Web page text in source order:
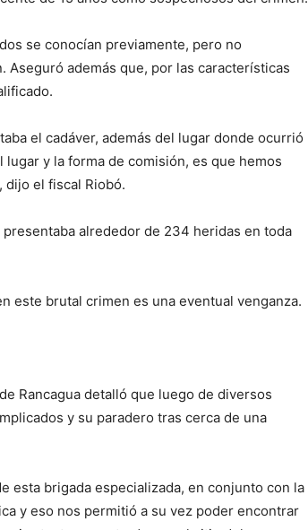
se conocían previamente, pero no
además que, por las características
el cadáver, además del lugar donde ocurrió
y la forma de comisión, es que hemos
dijo el fiscal Riobó.
alrededor de 234 heridas en toda
este brutal crimen es una eventual venganza.
Rancagua detalló que luego de diversos
y su paradero tras cerca de una
esta brigada especializada, en conjunto con la
y eso nos permitió a su vez poder encontrar